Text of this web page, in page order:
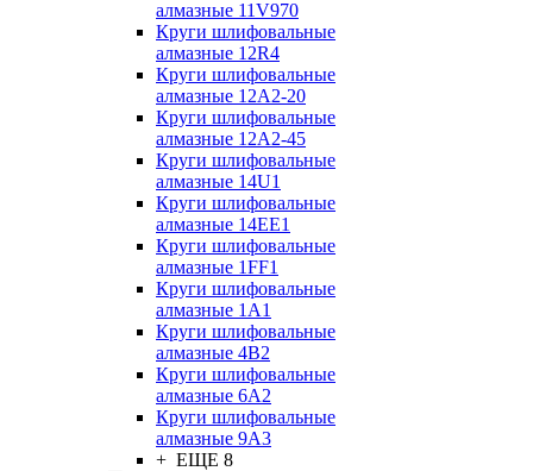
алмазные 11V970
Круги шлифовальные
алмазные 12R4
Круги шлифовальные
алмазные 12А2-20
Круги шлифовальные
алмазные 12А2-45
Круги шлифовальные
алмазные 14U1
Круги шлифовальные
алмазные 14ЕЕ1
Круги шлифовальные
алмазные 1FF1
Круги шлифовальные
алмазные 1А1
Круги шлифовальные
алмазные 4В2
Круги шлифовальные
алмазные 6A2
Круги шлифовальные
алмазные 9А3
+ ЕЩЕ 8